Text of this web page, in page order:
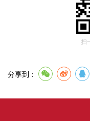
扫
分享到：